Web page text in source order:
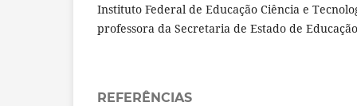
Instituto Federal de Educação Ciência e
professora da Secretaria de Estado de
REFERÊNCIAS